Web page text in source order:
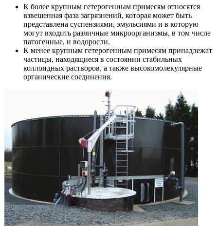
К более крупным гетерогенным примесям относятся
взвешенная фаза загрязнений, которая может быть
представлена суспензиями, эмульсиями и в которую
могут входить различные микроорганизмы, в том числе
патогенные, и водоросли.
К менее крупным гетерогенным примесям принадлежат
частицы, находящиеся в состоянии стабильных
коллоидных растворов, а также высокомолекулярные
органические соединения.